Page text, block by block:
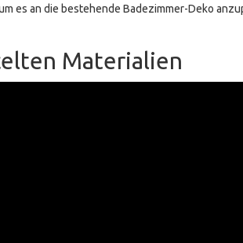
es an die bestehende Badezimmer-Deko
Materialien